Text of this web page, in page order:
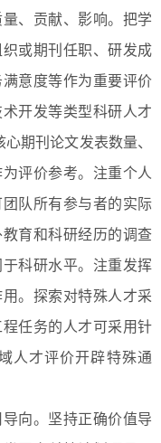
、贡献、影响。把学
或期刊任职、研发成
意度等作为重要评价
开发等类型科研人才
期刊论文发表数量、
评价参考。注重个人
队所有参与者的实际
育和科研经历的调查
科研水平。注重发挥
。探索对特殊人才采
任务的人才可采用针
人才评价开辟特殊通
向。坚持正确价值导